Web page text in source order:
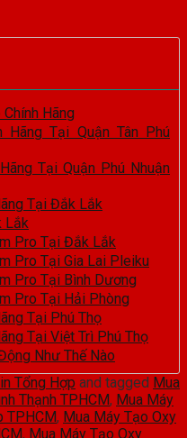
Hãng
Hãng Tại Quận Tân Phú
Tại Quận Phú Nhuận
Tại Đắk Lắk
Lắk
Pro Tại Đắk Lắk
Pro Tại Gia Lai Pleiku
Pro Tại Bình Dương
Pro Tại Hải Phòng
Tại Phú Thọ
Tại Việt Trì Phú Thọ
Như Thế Nào
Tổng Hợp and tagged Mua
Thạnh TPHCM, Mua Máy
TPHCM, Mua Máy Tạo Oxy
, Mua Máy Tạo Oxy